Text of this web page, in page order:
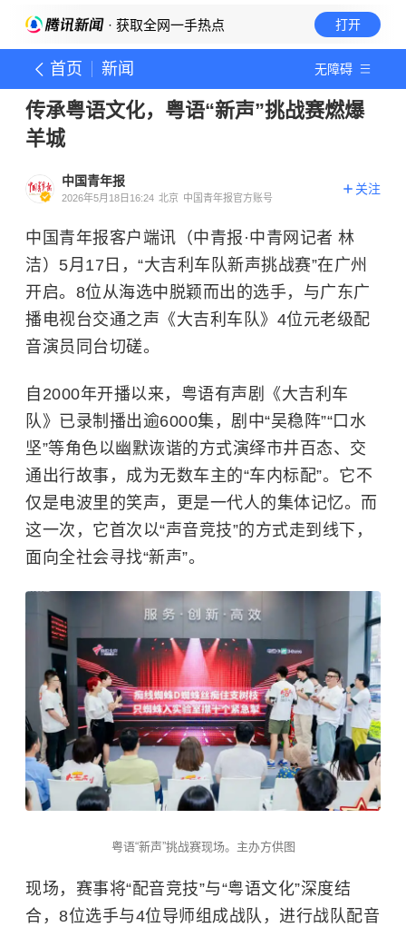
· 获取全网一手热点 打开
首页 新闻 无障碍
传承粤语文化，粤语“新声”挑战赛燃爆
羊城
中国青年报
2026年5月18日16:24 北京 中国青年报官方账号
关注
中国青年报客户端讯（中青报·中青网记者 林
洁）5月17日，“大吉利车队新声挑战赛”在广州
开启。8位从海选中脱颖而出的选手，与广东广
播电视台交通之声《大吉利车队》4位元老级配
音演员同台切磋。
自2000年开播以来，粤语有声剧《大吉利车
队》已录制播出逾6000集，剧中“吴稳阵”“口水
坚”等角色以幽默诙谐的方式演绎市井百态、交
通出行故事，成为无数车主的“车内标配”。它不
仅是电波里的笑声，更是一代人的集体记忆。而
这一次，它首次以“声音竞技”的方式走到线下，
面向全社会寻找“新声”。
粤语“新声”挑战赛现场。主办方供图
现场，赛事将“配音竞技”与“粤语文化”深度结
合，8位选手与4位导师组成战队，进行战队配音